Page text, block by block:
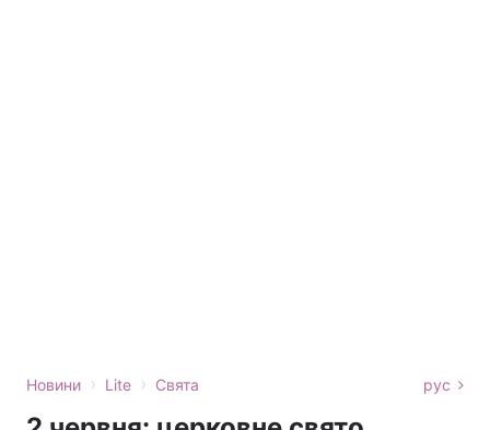
Новини › Lite › Свята рус